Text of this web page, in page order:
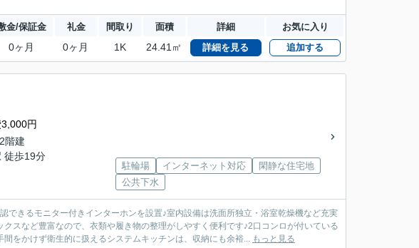
金/保証金 礼金 間取り 面積 詳細 お気に入り
0ヶ月 0ヶ月 1K 24.41㎡ 詳細を見る 追加する
円
階建
徒歩19分
駐輪場 インターネット対応
閑静な住宅地
公共下水
できるモニター付きインターホンを設置♪室内設備は洗面所独立・浴室乾燥機など充実
スなど豊富なので、衣類や履き物の整理がしやすく便利です♪2口コンロが付いている
をかけず衛生的に扱えるシステムキッチンは、収納にも余裕... もっと見る